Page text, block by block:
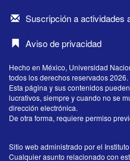
Suscripción a actividades
Aviso de privacidad
Hecho en México, Universidad
todos los derechos reservados 2026.
Esta página y sus contenidos
lucrativos, siempre y cuando no se
dirección electrónica.
De otra forma, requiere permiso
Sitio web administrado por el
Cualquier asunto relacionado con